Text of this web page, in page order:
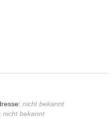
nicht bekannt
nicht bekannt